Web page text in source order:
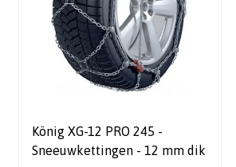
König XG-12 PRO 245 -
Sneeuwkettingen - 12 mm dik